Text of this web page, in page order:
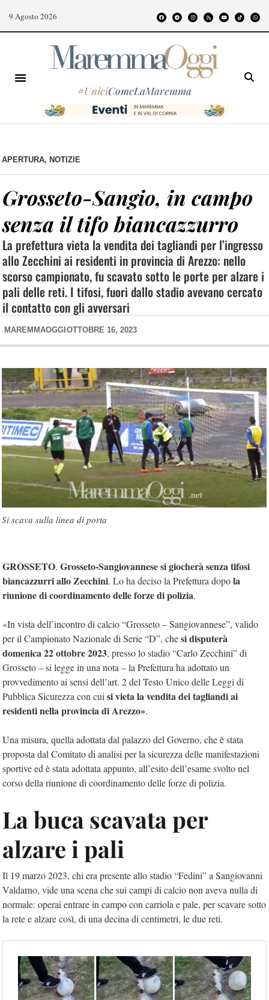
9 Agosto 2026
#UniciComeLaMaremma
APERTURA, NOTIZIE
Grosseto-Sangio, in campo
senza il tifo biancazzurro
La prefettura vieta la vendita dei tagliandi per l’ingresso
allo Zecchini ai residenti in provincia di Arezzo: nello
scorso campionato, fu scavato sotto le porte per alzare i
pali delle reti. I tifosi, fuori dallo stadio avevano cercato
il contatto con gli avversari
MAREMMAOGGI OTTOBRE 16, 2023
Si scava sulla linea di porta
GROSSETO. Grosseto-Sangiovannese si giocherà senza tifosi
biancazzurri allo Zecchini. Lo ha deciso la Prefettura dopola
riunione di coordinamento delle forze di polizia.
«In vista dell’incontro di calcio “Grosseto – Sangiovannese”, valido
per il Campionato Nazionale di Serie “D”, chesi disputerà
domenica 22 ottobre 2023, presso lo stadio “Carlo Zecchini” di
Grosseto – si legge in una nota – la Prefettura ha adottato un
provvedimento ai sensi dell’art. 2 del Testo Unico delle Leggi di
Pubblica Sicurezza con cui si vieta la vendita dei tagliandi ai
residenti nella provincia di Arezzo».
Una misura, quella adottata dal palazzo del Governo, che è stata
proposta dal Comitato di analisi per la sicurezza delle manifestazioni
sportive ed è stata adottata appunto, all’esito dell’esame svolto nel
corso della riunione di coordinamento delle forze di polizia.
La buca scavata per
alzare i pali
Il 19 marzo 2023, chi era presente allo stadio “Fedini” a Sangiovanni
Valdarno, vide una scena che sui campi di calcio non aveva nulla di
normale: operai entrare in campo con carriola e pale, per scavare sotto
la rete e alzare così, di una decina di centimetri, le due reti.